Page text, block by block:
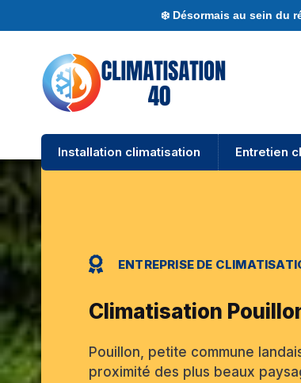
❄️ Désormais au sein du
Installation climatisation Entretien
ENTREPRISE DE
Climatisation
Pouillon, petite commune
proximité des plus beaux